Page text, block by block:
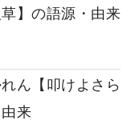
】の語源・由来
ん【叩けよさら
来